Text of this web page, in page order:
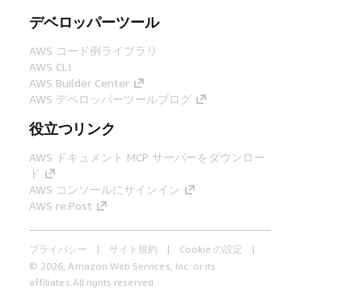
デベロッパーツール
AWS コード例ライブラリ
AWS CLI
AWS Builder Center
AWS デベロッパーツールブログ
役立つリンク
AWS ドキュメント MCP サーバーをダウンロー
ド
AWS コンソールにサインイン
AWS re:Post
プライバシー サイト規約
Cookie の設定
© 2026, Amazon Web Services, Inc. or its
affiliates.All rights reserved.